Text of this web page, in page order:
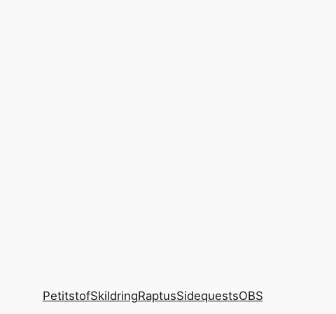
PetitstofSkildringRaptusSidequestsOBS